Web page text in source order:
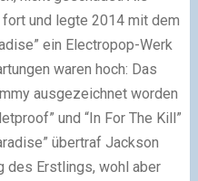
und legte 2014 mit dem
ein Electropop-Werk
waren hoch: Das
ausgezeichnet worden
und “In For The Kill”
übertraf Jackson
des Erstlings, wohl aber